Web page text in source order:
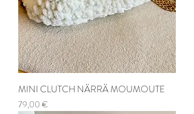
MINI CLUTCH NÄRRÄ MOUMOUTE
Prix
79,00 €